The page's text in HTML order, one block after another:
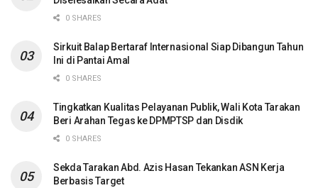
0 SHARES
Sirkuit Balap Bertaraf Internasional Siap Dibangun Tahun
Ini di Pantai Amal
0 SHARES
Tingkatkan Kualitas Pelayanan Publik, Wali Kota Tarakan
Beri Arahan Tegas ke DPMPTSP dan Disdik
0 SHARES
Sekda Tarakan Abd. Azis Hasan Tekankan ASN Kerja
Berbasis Target